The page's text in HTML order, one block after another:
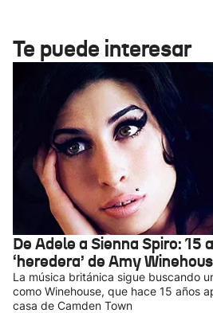
Te puede interesar
De Adele a Sienna Spiro: 15
‘heredera’ de Amy
La música británica sigue buscando
como Winehouse, que hace 15 años
casa de Camden Town